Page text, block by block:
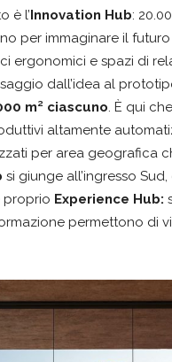
è l’Innovation Hub:
per immaginare il
ergonomici e spazi di
dall’idea al
m² ciascuno. È qui
altamente
per area geografica
si giunge all’ingresso
proprio Experience Hub:
permettono di